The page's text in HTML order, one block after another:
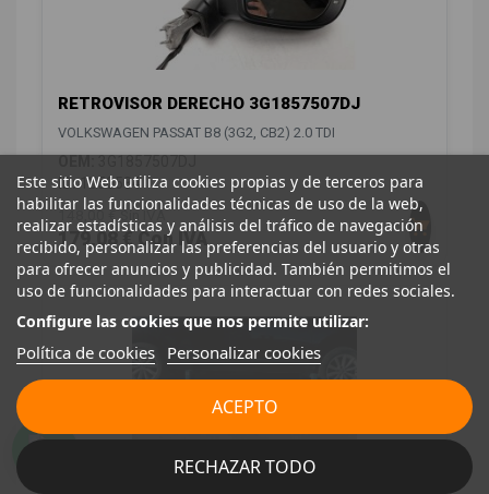
RETROVISOR DERECHO 3G1857507DJ
VOLKSWAGEN PASSAT B8 (3G2, CB2) 2.0 TDI
ID:1550584
148,00 € Sin IVA
179,08 € Con IVA
Este sitio Web utiliza cookies propias y de terceros para
habilitar las funcionalidades técnicas de uso de la web,
realizar estadísticas y análisis del tráfico de navegación
recibido, personalizar las preferencias del usuario y otras
para ofrecer anuncios y publicidad. También permitimos el
uso de funcionalidades para interactuar con redes sociales.
Configure las cookies que nos permite utilizar:
Política de cookies Personalizar cookies
RECHAZAR TODO
ACEPTO